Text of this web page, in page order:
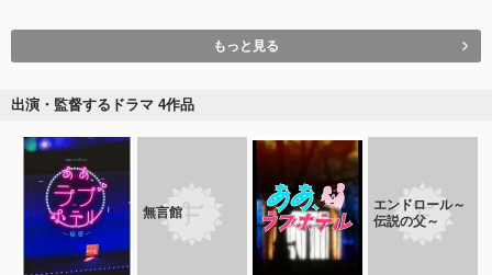
もっと見る
出演・監督するドラマ 4作品
無言館
エンドロール～
伝説の父～